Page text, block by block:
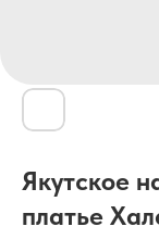
Якутское
платье